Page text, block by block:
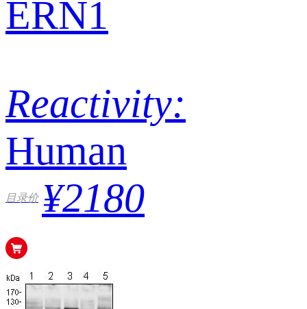
ERN1
Reactivity:
Human
目录价 ¥2180